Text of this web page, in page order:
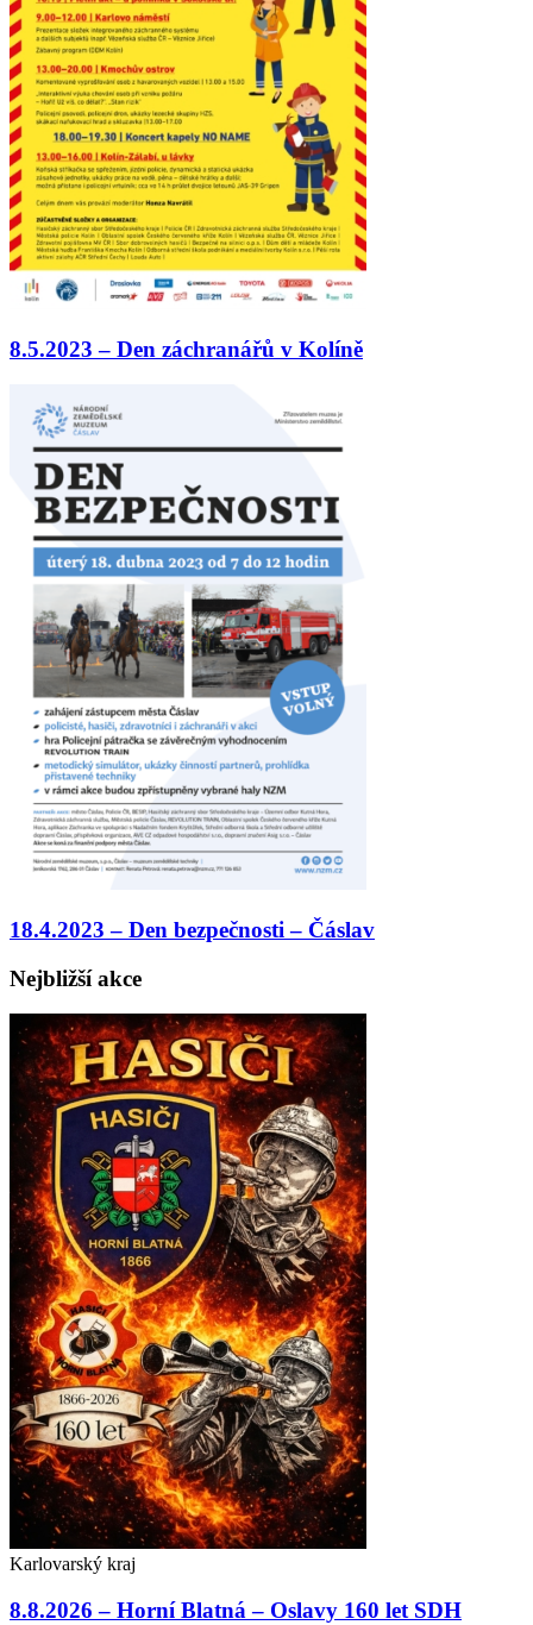
8.5.2023 – Den záchranářů v Kolíně
18.4.2023 – Den bezpečnosti – Čáslav
Nejbližší akce
Karlovarský kraj
8.8.2026 – Horní Blatná – Oslavy 160 let SDH